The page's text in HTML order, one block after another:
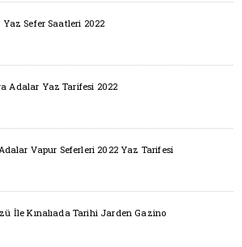
Sefer Saatleri 2022
Adalar Yaz Tarifesi 2022
Vapur Seferleri 2022 Yaz Tarifesi
İle Kınalıada Tarihi Jarden Gazino